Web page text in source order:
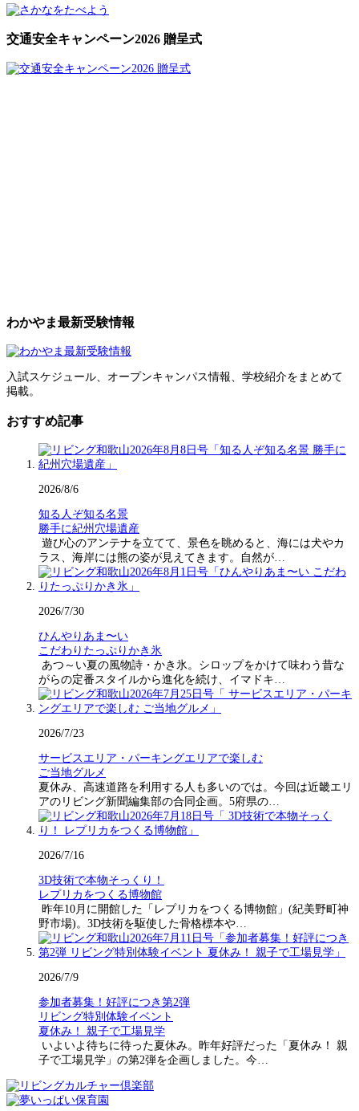
交通安全キャンペーン2026 贈呈式
わかやま最新受験情報
入試スケジュール、オープンキャンパス情報、学校紹介をまとめて
掲載。
おすすめ記事
2026/8/6
知る人ぞ知る名景
勝手に紀州穴場遺産
遊び心のアンテナを立てて、景色を眺めると、海には犬やカ
ラス、海岸には熊の姿が見えてきます。自然が…
2026/7/30
ひんやりあま〜い
こだわりたっぷりかき氷
あつ～い夏の風物詩・かき氷。シロップをかけて味わう昔な
がらの定番スタイルから進化を続け、イマドキ…
2026/7/23
サービスエリア・パーキングエリアで楽しむ
ご当地グルメ
夏休み、高速道路を利用する人も多いのでは。今回は近畿エリ
アのリビング新聞編集部の合同企画。5府県の…
2026/7/16
3D技術で本物そっくり！
レプリカをつくる博物館
昨年10月に開館した「レプリカをつくる博物館」(紀美野町神
野市場)。3D技術を駆使した骨格標本や…
2026/7/9
参加者募集！好評につき第2弾
リビング特別体験イベント
夏休み！ 親子で工場見学
いよいよ待ちに待った夏休み。昨年好評だった「夏休み！ 親
子で工場見学」の第2弾を企画しました。今…